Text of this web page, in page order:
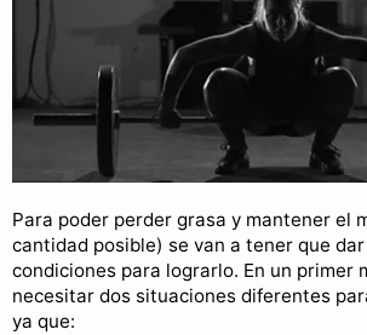
Para poder perder grasa y mantener el
cantidad posible) se van a tener que
condiciones para lograrlo. En un primer
necesitar dos situaciones diferentes
ya que: